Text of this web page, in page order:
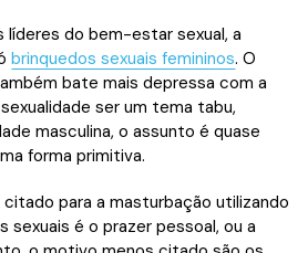
líderes do bem-estar sexual, a
brinquedos sexuais femininos. O
bate mais depressa com a
ser um tema tabu,
masculina, o assunto é quase
forma primitiva.
para a masturbação utilizando
sexuais é o prazer pessoal, ou a